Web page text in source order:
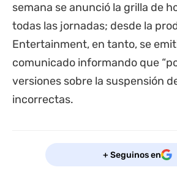
semana se anunció la grilla de
todas las jornadas; desde la
Entertainment, en tanto, se
comunicado informando que
versiones sobre la suspensión
incorrectas.
+ Seguinos en